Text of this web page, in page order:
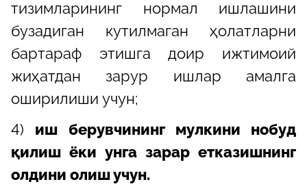
тизимларининг нормал ишлашини
бузадиган кутилмаган ҳолатларни
бартараф этишга доир ижтимоий
жиҳатдан зарур ишлар амалга
оширилиши учун;
4) иш берувчининг мулкини нобуд
қилиш ёки унга зарар етказишнинг
олдини олиш учун.